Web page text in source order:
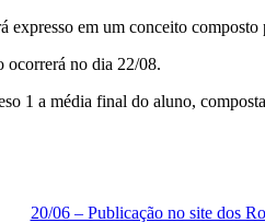
expresso em um conceito
ocorrerá no dia 22/08.
1 a média final do aluno,
20/06 – Publicação no site dos